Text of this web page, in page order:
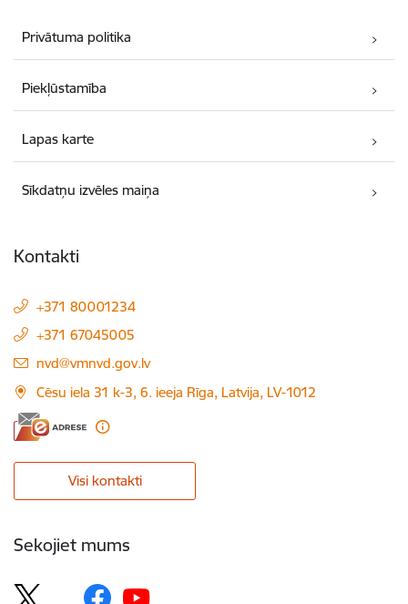
Privātuma politika
Piekļūstamība
Lapas karte
Sīkdatņu izvēles maiņa
Kontakti
+371 80001234
+371 67045005
E-pasts:
nvd@vmnvd.gov.lv
Cēsu iela 31 k-3, 6. ieeja Rīga, Latvija, LV-1012
Visi kontakti
Sekojiet mums